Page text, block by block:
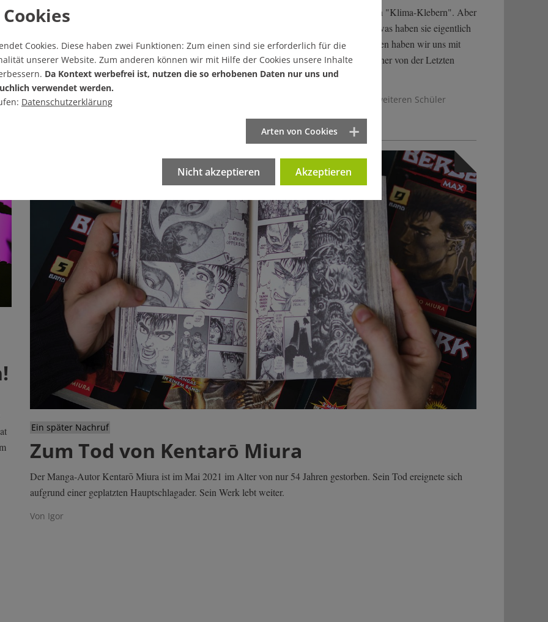
Knast!
an der Bismarckschule in der Mittagspause raus.
Alle kennen die Bilder von den "Klima-Klebern". Aber
warum machen die das? Und was haben sie eigentlich
gegen Autos? Über diese Fragen haben wir uns mit
dem Aktivisten Mischa Bareuther von der Letzten
Generation unterhalten.
Von Elvis, Vidan und einem weiteren Schüler
Ein später Nachruf
Zum Tod von Kentarō Miura
Der Manga-Autor Kentarō Miura ist im Mai 2021 im Alter von nur 54 Jahren gestorben. Sein Tod ereignete sich
aufgrund einer geplatzten Hauptschlagader. Sein Werk lebt weiter.
Von Igor
Cookies. Diese haben zwei Funktionen: Zum einen sind sie erforderlich für die
unserer Website. Zum anderen können wir mit Hilfe der Cookies unsere Inhalte
Da Kontext werbefrei ist, nutzen die so erhobenen Daten nur uns und
verwendet werden.
Datenschutzerklärung
Arten von Cookies
Nicht akzeptieren Akzeptieren